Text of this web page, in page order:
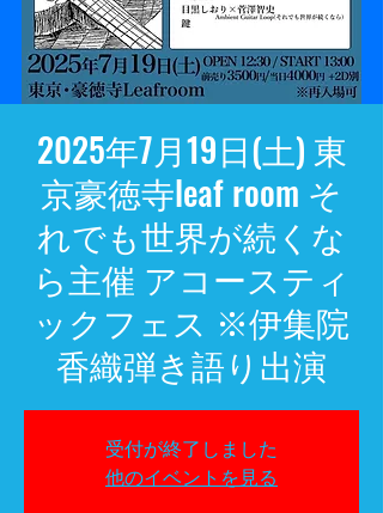
2025年7月19日(土) 東
京豪徳寺leaf room そ
れでも世界が続くな
ら主催 アコースティ
ックフェス ※伊集院
香織弾き語り出演
受付が終了しました
他のイベントを見る